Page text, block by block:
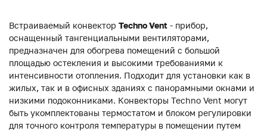
Встраиваемый конвектор Techno Vent - прибор,
оснащенный тангенциальными вентиляторами,
предназначен для обогрева помещений с большой
площадью остекления и высокими требованиями к
интенсивности отопления. Подходит для установки как в
жилых, так и в офисных зданиях с панорамными окнами и
низкими подоконниками. Конвекторы Techno Vent могут
быть укомплектованы термостатом и блоком регулировки
для точного контроля температуры в помещении путем